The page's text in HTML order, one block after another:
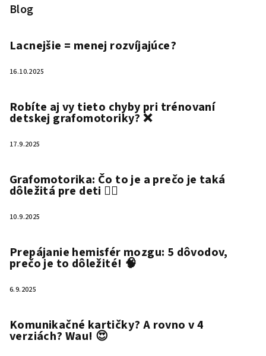
Blog
Lacnejšie = menej rozvíjajúce?
16.10.2025
Robíte aj vy tieto chyby pri trénovaní
detskej grafomotoriky? ❌
17.9.2025
Grafomotorika: Čo to je a prečo je taká
dôležitá pre deti ✍🏻
10.9.2025
Prepájanie hemisfér mozgu: 5 dôvodov,
prečo je to dôležité! 🧠
6.9.2025
Komunikačné kartičky? A rovno v 4
verziách? Wau! 😍